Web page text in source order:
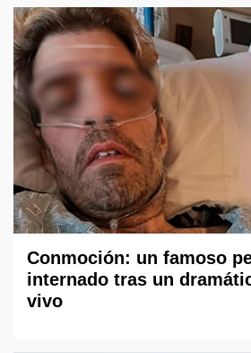
Conmoción: un famoso
internado tras un
vivo